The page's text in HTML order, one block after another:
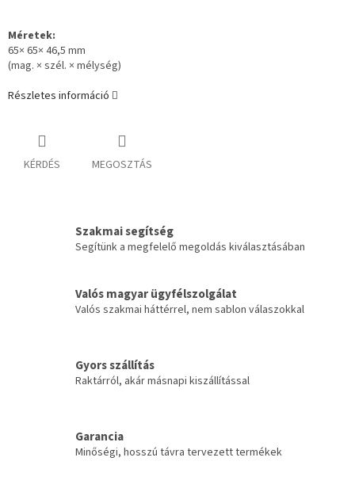
Méretek:
65× 65× 46,5 mm
(mag. × szél. × mélység)
Részletes információ
KÉRDÉS MEGOSZTÁS
Szakmai segítség
Segítünk a megfelelő megoldás kiválasztásában
Valós magyar ügyfélszolgálat
Valós szakmai háttérrel, nem sablon válaszokkal
Gyors szállítás
Raktárról, akár másnapi kiszállítással
Garancia
Minőségi, hosszú távra tervezett termékek